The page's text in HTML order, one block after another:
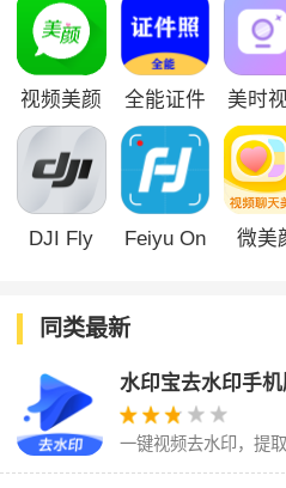
视频美颜
助手
全能证件
照大师
美时
美颜
DJI Fly Feiyu On 微美
同类最新
水印宝去水印手
一键视频去水印，提
印视频